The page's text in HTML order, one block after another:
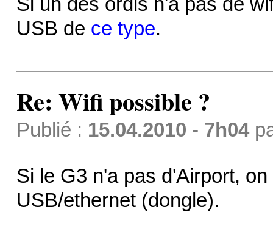
USB de ce type.
Re: Wifi possible ?
Publié : 15.04.2010 - 7h04
Si le G3 n'a pas d'Airport,
USB/ethernet (dongle).